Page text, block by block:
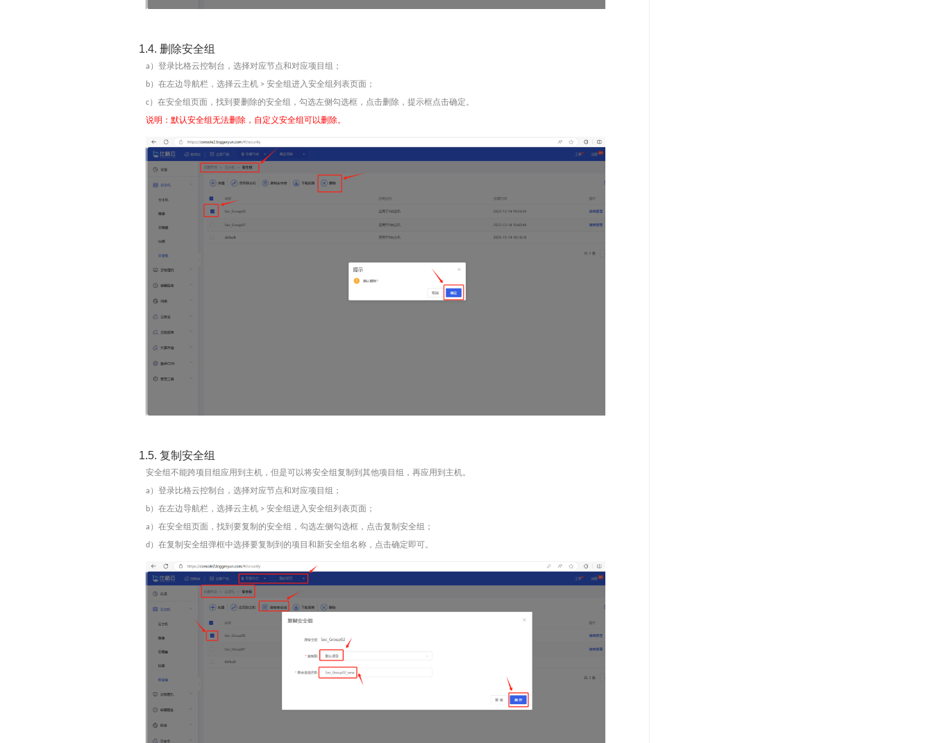
1.4. 删除安全组
a ）登录比格云控制台，选择对应节点和对应项目组 ；
b）在左边导航栏，选择云主机 > 安全组进入安全组列表页面；
c）在安全组页面，找到要删除的安全组，勾选左侧勾选框 ，点击删除 ，提示框点击确定。
说明：默认安全组无法删除，自定义安全组可以删除。
1.5. 复制安全组
安全组不能跨项目组应用到主机，但是可以将安全组复制到其他项目组，再应用到主机。
a ）登录比格云控制台，选择对应节点和对应项目组 ；
b）在左边导航栏，选择云主机 > 安全组进入安全组列表页面；
a ）在安全组页面，找到要复制的安全组，勾选左侧勾选框 ，点击复制安全组 ；
d ）在复制安全组弹框中选择要复制到的项目 和新安全组名称 ，点击确定即可。